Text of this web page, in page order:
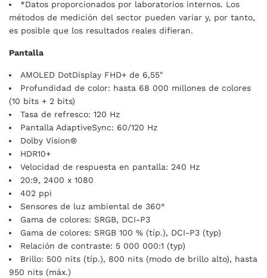
*Datos proporcionados por laboratorios internos. Los
métodos de medición del sector pueden variar y, por tanto,
es posible que los resultados reales difieran.
Pantalla
AMOLED DotDisplay FHD+ de 6,55"
Profundidad de color: hasta 68 000 millones de colores
(10 bits + 2 bits)
Tasa de refresco: 120 Hz
Pantalla AdaptiveSync: 60/120 Hz
Dolby Vision®
HDR10+
Velocidad de respuesta en pantalla: 240 Hz
20:9, 2400 x 1080
402 ppi
Sensores de luz ambiental de 360°
Gama de colores: SRGB, DCI-P3
Gama de colores: SRGB 100 % (típ.), DCI-P3 (typ)
Relación de contraste: 5 000 000:1 (typ)
Brillo: 500 nits (típ.), 800 nits (modo de brillo alto), hasta
950 nits (máx.)